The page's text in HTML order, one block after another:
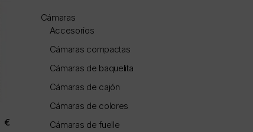
€
Cámaras
Accesorios
Cámaras compactas
Cámaras de baquelita
Cámaras de cajón
Cámaras de colores
Cámaras de fuelle